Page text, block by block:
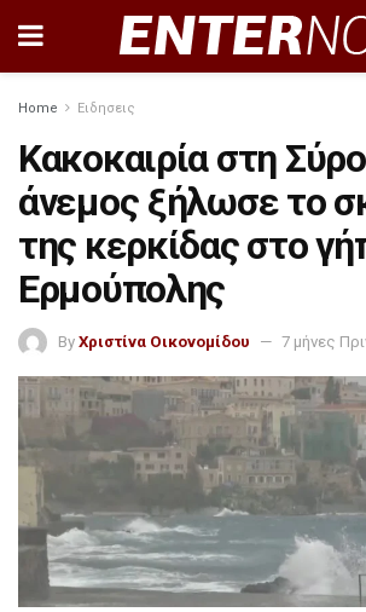
Home Ειδησεις
Κακοκαιρία στη
άνεμος ξήλωσε το
της κερκίδας στο
Ερμούπολης
By Χριστίνα Οικονομίδου 7 μήνες